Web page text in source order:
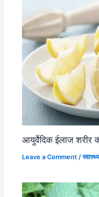
आयुर्वेदिक ईलाज शरीर
Leave a Comment /